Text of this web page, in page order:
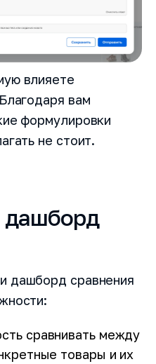
влияете
вам
формулировки
не стоит.
дашборд
дашборд сравнения
сравнивать между
товары и их